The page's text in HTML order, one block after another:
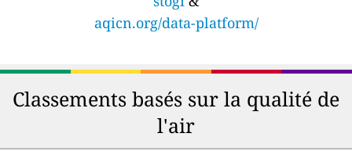
aqicn.org/data-platform/
Classements basés sur la qualité de
l'air